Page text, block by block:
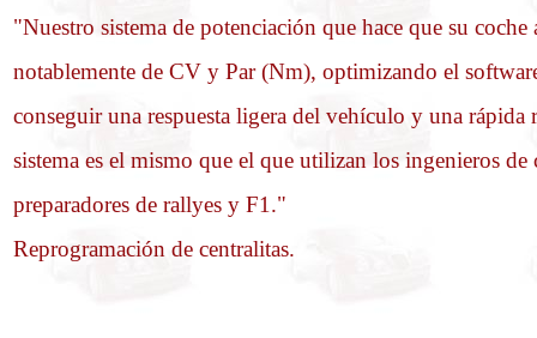
"Nuestro sistema de potenciación que hace que su coche
notablemente de CV y Par (Nm), optimizando el
conseguir una respuesta ligera del vehículo y una rápida
sistema es el mismo que el que utilizan los ingenieros de
preparadores de rallyes y F1."
Reprogramación de centralitas.